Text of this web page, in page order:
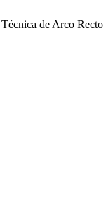
de Arco